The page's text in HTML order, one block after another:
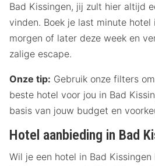
Bad Kissingen, jij zult hier altijd
vinden. Boek je last minute hotel
morgen of later deze week en
zalige escape.
Onze tip: Gebruik onze filters
beste hotel voor jou in Bad
basis van jouw budget en
Hotel aanbieding in Bad
Wil je een hotel in Bad